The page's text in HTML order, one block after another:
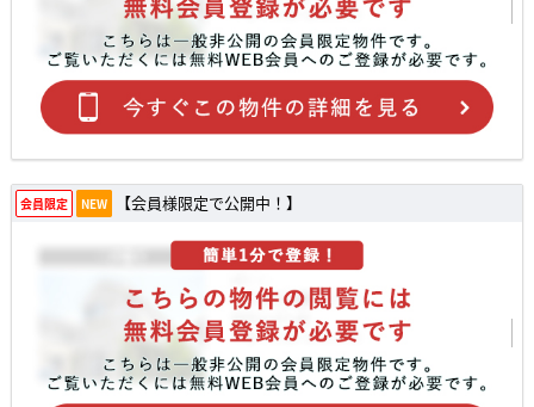
会員限定 NEW 【会員様限定で公開中！】